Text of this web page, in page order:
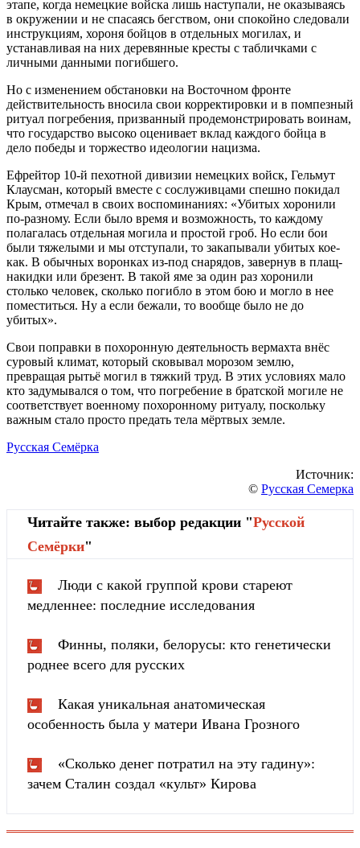
этапе, когда немецкие войска лишь наступали, не оказываясь
в окружении и не спасаясь бегством, они спокойно следовали
инструкциям, хороня бойцов в отдельных могилах, и
устанавливая на них деревянные кресты с табличками с
личными данными погибшего.
Но с изменением обстановки на Восточном фронте
действительность вносила свои корректировки и в помпезный
ритуал погребения, призванный продемонстрировать воинам,
что государство высоко оценивает вклад каждого бойца в
дело победы и торжество идеологии нацизма.
Ефрейтор 10-й пехотной дивизии немецких войск, Гельмут
Клаусман, который вместе с сослуживцами спешно покидал
Крым, отмечал в своих воспоминаниях: «Убитых хоронили
по-разному. Если было время и возможность, то каждому
полагалась отдельная могила и простой гроб. Но если бои
были тяжелыми и мы отступали, то закапывали убитых кое-
как. В обычных воронках из-под снарядов, завернув в плащ-
накидки или брезент. В такой яме за один раз хоронили
столько человек, сколько погибло в этом бою и могло в нее
поместиться. Ну а если бежали, то вообще было не до
убитых».
Свои поправки в похоронную деятельность вермахта внёс
суровый климат, который сковывал морозом землю,
превращая рытьё могил в тяжкий труд. В этих условиях мало
кто задумывался о том, что погребение в братской могиле не
соответствует военному похоронному ритуалу, поскольку
важным стало просто предать тела мёртвых земле.
Русская Семёрка
Источник:
© Русская Семерка
Читайте также: выбор редакции "Русской
Cемёрки"
Люди с какой группой крови стареют
медленнее: последние исследования
Финны, поляки, белорусы: кто генетически
роднее всего для русских
Какая уникальная анатомическая
особенность была у матери Ивана Грозного
«Сколько денег потратил на эту гадину»:
зачем Сталин создал «культ» Кирова